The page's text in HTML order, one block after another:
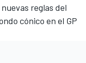
reglas del
cónico en el GP